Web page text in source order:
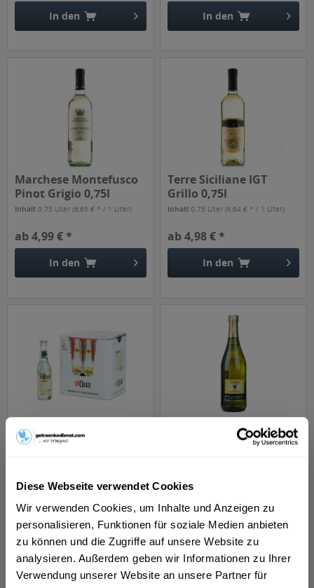
Diese Webseite verwendet Cookies
Wir verwenden Cookies, um Inhalte und Anzeigen zu
personalisieren, Funktionen für soziale Medien anbieten
zu können und die Zugriffe auf unsere Website zu
analysieren. Außerdem geben wir Informationen zu Ihrer
Verwendung unserer Website an unsere Partner für
In den In den
Marchese Montefusco
Pinot Grigio 0,75l
Inhalt0.75 Liter(6,65 € * / 1 Liter)
ab 4,99 € *
In den
Terre Siciliane IGT
Grillo 0,75l
Inhalt0.75 Liter(6,64 € * / 1 Liter)
ab 4,98 € *
In den
Viqua Wine & Water 12
x 0,28l
ab 17,99 € *
In den
Glera Vino Frizzante
Veneto Corte Viola
ab 4,99 € *
In den